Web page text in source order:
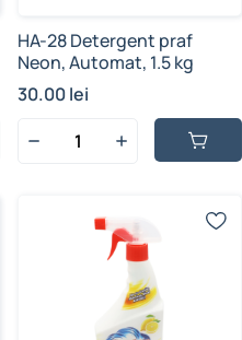
HA-28 Detergent praf
Neon, Automat, 1.5 kg
30.00 lei